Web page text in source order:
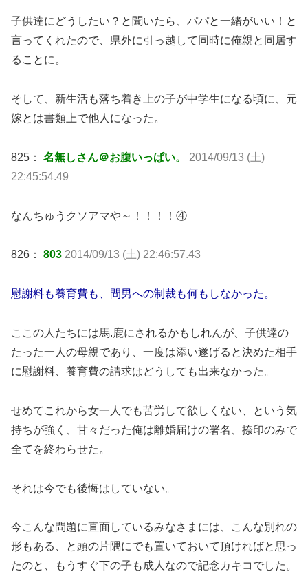
子供達にどうしたい？と聞いたら、パパと一緒がいい！と
言ってくれたので、県外に引っ越して同時に俺親と同居す
ることに。
そして、新生活も落ち着き上の子が中学生になる頃に、元
嫁とは書類上で他人になった。
825： 名無しさん＠お腹いっぱい。 2014/09/13 (土)
22:45:54.49
なんちゅうクソアマや～！！！！④
826： 803 2014/09/13 (土) 22:46:57.43
慰謝料も養育費も、間男への制裁も何もしなかった。
ここの人たちには馬.鹿にされるかもしれんが、子供達の
たった一人の母親であり、一度は添い遂げると決めた相手
に慰謝料、養育費の請求はどうしても出来なかった。
せめてこれから女一人でも苦労して欲しくない、という気
持ちが強く、甘々だった俺は離婚届けの署名、捺印のみで
全てを終わらせた。
それは今でも後悔はしていない。
今こんな問題に直面しているみなさまには、こんな別れの
形もある、と頭の片隅にでも置いておいて頂ければと思っ
たのと、もうすぐ下の子も成人なので記念カキコでした。